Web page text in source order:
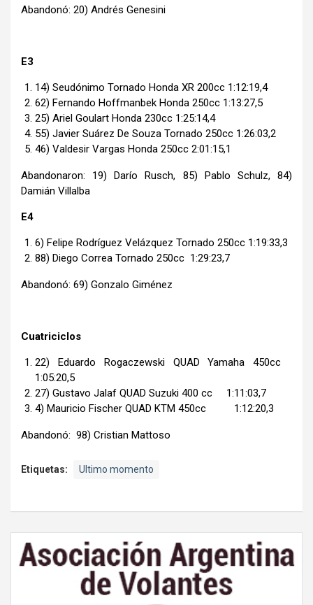
Abandonó: 20) Andrés Genesini
E3
14) Seudónimo Tornado Honda XR 200cc 1:12:19,4
62) Fernando Hoffmanbek Honda 250cc 1:13:27,5
25) Ariel Goulart Honda 230cc 1:25:14,4
55) Javier Suárez De Souza Tornado 250cc 1:26:03,2
46) Valdesir Vargas Honda 250cc 2:01:15,1
Abandonaron: 19) Darío Rusch, 85) Pablo Schulz, 84)
Damián Villalba
E4
6) Felipe Rodríguez Velázquez Tornado 250cc 1:19:33,3
88) Diego Correa Tornado 250cc 1:29:23,7
Abandonó: 69) Gonzalo Giménez
Cuatriciclos
22) Eduardo Rogaczewski QUAD Yamaha 450cc
1:05:20,5
27) Gustavo Jalaf QUAD Suzuki 400 cc 1:11:03,7
4) Mauricio Fischer QUAD KTM 450cc 1:12:20,3
Abandonó: 98) Cristian Mattoso
Etiquetas: Ultimo momento